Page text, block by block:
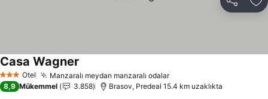
Paylaş
3 YıldızOtel Manzaralı meydan manzaralı odalarFiyatları görün
Casa Wagner
8,9 Mükemmel 3.858 Brasov, Predeal 15.4 km uzaklıkta